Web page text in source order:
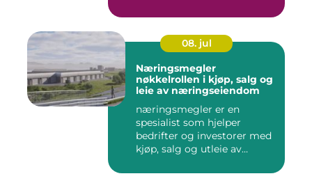
08. jul
Næringsmegler
nøkkelrollen i kjøp, salg og
leie av næringseiendom
næringsmegler er en
spesialist som hjelper
bedrifter og investorer med
kjøp, salg og utleie av